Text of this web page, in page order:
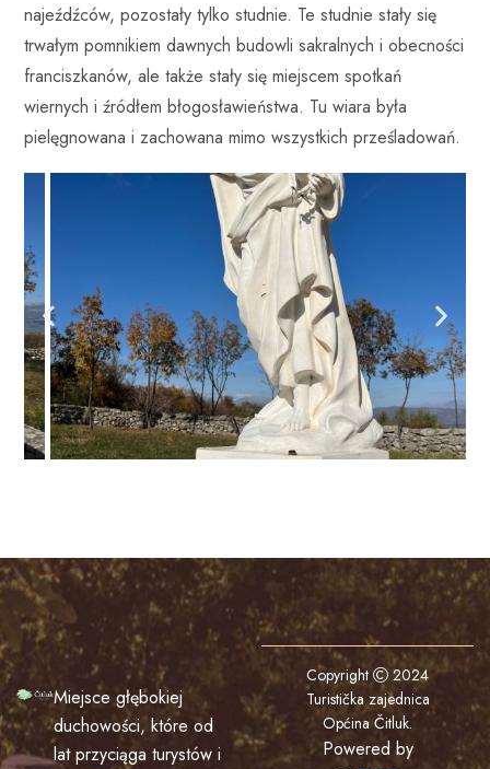
najeźdźców, pozostały tylko studnie. Te studnie stały się
trwałym pomnikiem dawnych budowli sakralnych i obecności
franciszkanów, ale także stały się miejscem spotkań
wiernych i źródłem błogosławieństwa. Tu wiara była
pielęgnowana i zachowana mimo wszystkich prześladowań.
Miejsce głębokiej
duchowości, które od
lat przyciąga turystów i
Copyright
2024
Turistička zajednica
Općina Čitluk.
Powered by